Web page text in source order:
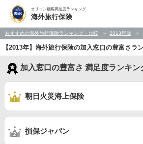
オリコン顧客満足度ランキング
海外旅行保険
おすすめの海外旅行保険ランキング・比較 2013年版
【2013年】海外旅行保険の加入窓口の豊富さラ
加入窓口の豊富さ 満足度ランキン
朝日火災海上保険
損保ジャパン